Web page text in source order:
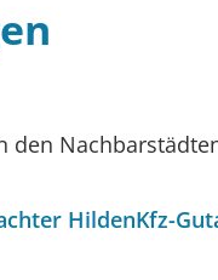
den
HildenKfz-